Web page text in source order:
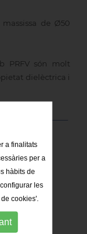
de Ø50
PRFV són molt
dielèctrica i
a finalitats
per a
hàbits de
les
cookies'.